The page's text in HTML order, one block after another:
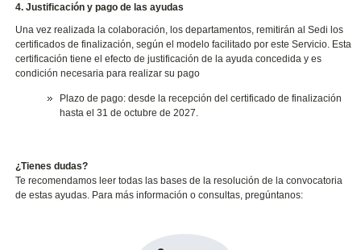
4. Justificación y pago de las ayudas
Una vez realizada la colaboración, los departamentos, remitirán al Sedi los
certificados de finalización, según el modelo facilitado por este Servicio. Esta
certificación tiene el efecto de justificación de la ayuda concedida y es
condición necesaria para realizar su pago
Plazo de pago: desde la recepción del certificado de finalización
hasta el 31 de octubre de 2027.
¿Tienes dudas?
Te recomendamos leer todas las bases de la resolución de la convocatoria
de estas ayudas. Para más información o consultas, pregúntanos: